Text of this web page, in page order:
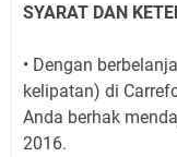
SYARAT DAN
• Dengan
kelipatan) di
Anda berhak
2016.